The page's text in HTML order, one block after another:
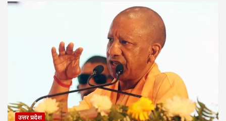
उत्तर प्रदेश